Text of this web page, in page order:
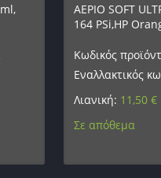
ΑΕΡΙΟ SOFT
164 PSi,HP
Κωδικός
Εναλλακτικός
Λιανική: 11,50€
Σε απόθεμα